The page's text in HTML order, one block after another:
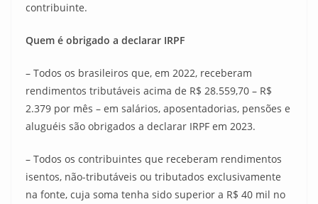
contribuinte.
Quem é obrigado a declarar IRPF
– Todos os brasileiros que, em 2022, receberam
rendimentos tributáveis acima de R$ 28.559,70 – R$
2.379 por mês – em salários, aposentadorias, pensões e
aluguéis são obrigados a declarar IRPF em 2023.
– Todos os contribuintes que receberam rendimentos
isentos, não-tributáveis ou tributados exclusivamente
na fonte, cuja soma tenha sido superior a R$ 40 mil no